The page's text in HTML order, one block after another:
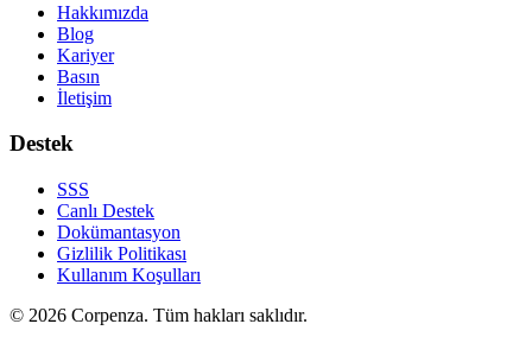
Hakkımızda
Blog
Kariyer
Basın
İletişim
Destek
SSS
Canlı Destek
Dokümantasyon
Gizlilik Politikası
Kullanım Koşulları
© 2026 Corpenza. Tüm hakları saklıdır.